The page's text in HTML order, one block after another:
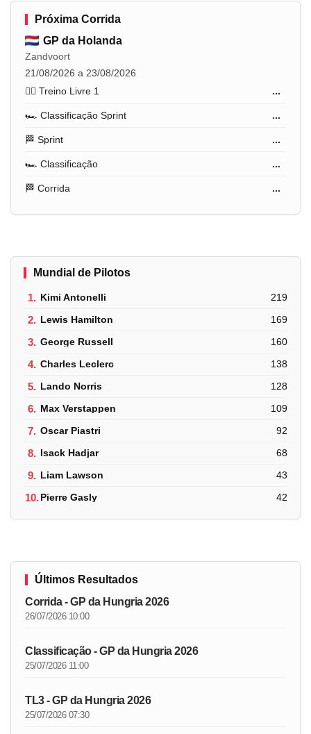
Próxima Corrida
GP da Holanda
Zandvoort
21/08/2026 a 23/08/2026
🏋️‍♂️ Treino Livre 1
...
🏎️ Classificação Sprint ...
🏁 Sprint ...
🏎️ Classificação ...
🏁 Corrida ...
Mundial de Pilotos
1. Kimi Antonelli 219
2. Lewis Hamilton 169
3. George Russell 160
4. Charles Leclerc 138
5. Lando Norris 128
6. Max Verstappen 109
7. Oscar Piastri 92
8. Isack Hadjar 68
9. Liam Lawson 43
10.Pierre Gasly 42
Últimos Resultados
Corrida - GP da Hungria 2026
26/07/2026 10:00
Classificação - GP da Hungria 2026
25/07/2026 11:00
TL3 - GP da Hungria 2026
25/07/2026 07:30